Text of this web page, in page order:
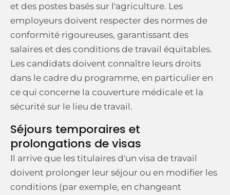
et des postes basés sur l'agriculture. Les
employeurs doivent respecter des normes de
conformité rigoureuses, garantissant des
salaires et des conditions de travail équitables.
Les candidats doivent connaître leurs droits
dans le cadre du programme, en particulier en
ce qui concerne la couverture médicale et la
sécurité sur le lieu de travail.
Séjours temporaires et
prolongations de visas
Il arrive que les titulaires d'un visa de travail
doivent prolonger leur séjour ou en modifier les
conditions (par exemple, en changeant